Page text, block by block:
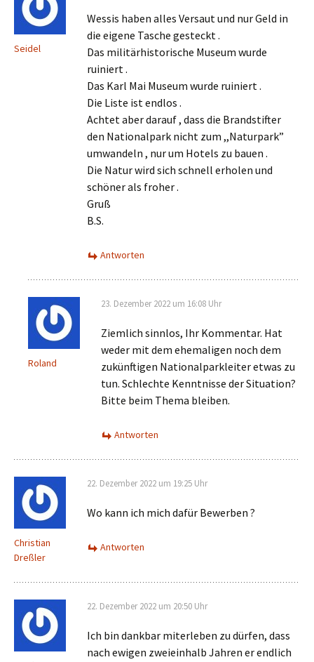
Seidel
Wessis haben alles Versaut und nur Geld in
die eigene Tasche gesteckt .
Das militärhistorische Museum wurde
ruiniert .
Das Karl Mai Museum wurde ruiniert .
Die Liste ist endlos .
Achtet aber darauf , dass die Brandstifter
den Nationalpark nicht zum ,,Naturpark”
umwandeln , nur um Hotels zu bauen .
Die Natur wird sich schnell erholen und
schöner als froher .
Gruß
B.S.
Antworten
Roland
23. Dezember 2022 um 16:08 Uhr
Ziemlich sinnlos, Ihr Kommentar. Hat
weder mit dem ehemaligen noch dem
zukünftigen Nationalparkleiter etwas zu
tun. Schlechte Kenntnisse der Situation?
Bitte beim Thema bleiben.
Antworten
Christian
Dreßler
22. Dezember 2022 um 19:25 Uhr
Wo kann ich mich dafür Bewerben ?
Antworten
22. Dezember 2022 um 20:50 Uhr
Ich bin dankbar miterleben zu dürfen, dass
nach ewigen zweieinhalb Jahren er endlich